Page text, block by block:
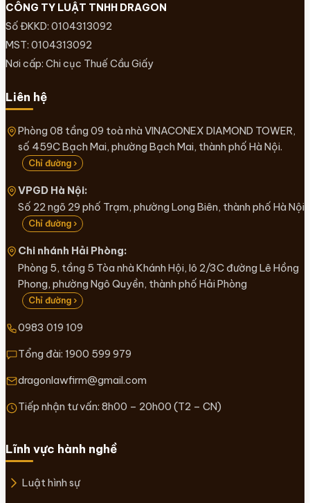
CÔNG TY LUẬT TNHH DRAGON
Số ĐKKD: 0104313092
MST: 0104313092
Nơi cấp: Chi cục Thuế Cầu Giấy
Liên hệ
Phòng 08 tầng 09 toà nhà VINACONEX DIAMOND TOWER,
số 459C Bạch Mai, phường Bạch Mai, thành phố Hà Nội.
Chỉ đường ›
VPGD Hà Nội:
Số 22 ngõ 29 phố Trạm, phường Long Biên, thành phố Hà Nội
Chỉ đường ›
Chi nhánh Hải Phòng:
Phòng 5, tầng 5 Tòa nhà Khánh Hội, lô 2/3C đường Lê Hồng
Phong, phường Ngô Quyền, thành phố Hải Phòng
Chỉ đường ›
0983 019 109
Tổng đài: 1900 599 979
dragonlawfirm@gmail.com
Tiếp nhận tư vấn: 8h00 – 20h00 (T2 – CN)
Lĩnh vực hành nghề
Luật hình sự